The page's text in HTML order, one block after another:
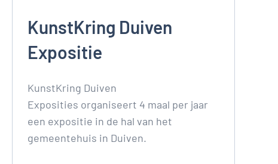
KunstKring Duiven
Expositie
KunstKring Duiven
Exposities organiseert 4 maal per jaar
een expositie in de hal van het
gemeentehuis in Duiven.